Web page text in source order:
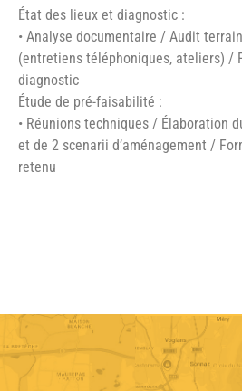
État des lieux et diagnostic :
• Analyse documentaire / Audit
(entretiens téléphoniques, ateliers) /
diagnostic
Étude de pré-faisabilité :
• Réunions techniques / Élaboration
et de 2 scenarii d’aménagement /
retenu